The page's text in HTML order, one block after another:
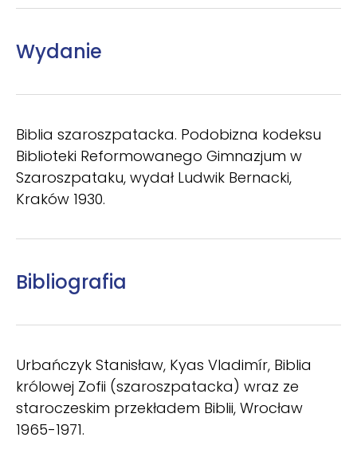
Wydanie
Biblia szaroszpatacka. Podobizna kodeksu
Biblioteki Reformowanego Gimnazjum w
Szaroszpataku, wydał Ludwik Bernacki,
Kraków 1930.
Bibliografia
Urbańczyk Stanisław, Kyas Vladimír, Biblia
królowej Zofii (szaroszpatacka) wraz ze
staroczeskim przekładem Biblii, Wrocław
1965-1971.